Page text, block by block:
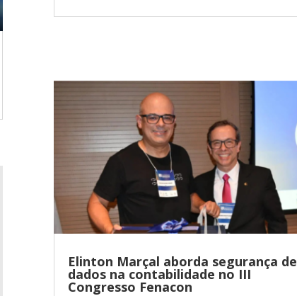
Elinton Marçal aborda segurança de
dados na contabilidade no III
Congresso Fenacon